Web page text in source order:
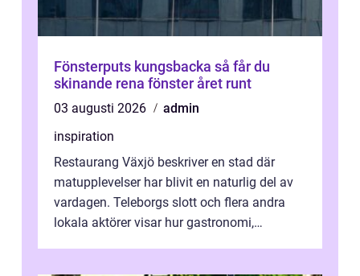
Fönsterputs kungsbacka så får du
skinande rena fönster året runt
03 augusti 2026
admin
inspiration
Restaurang Växjö beskriver en stad där
matupplevelser har blivit en naturlig del av
vardagen. Teleborgs slott och flera andra
lokala aktörer visar hur gastronomi,